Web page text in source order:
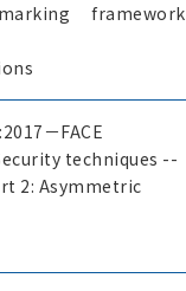
framework
－FACE
techniques --
2: Asymmetric